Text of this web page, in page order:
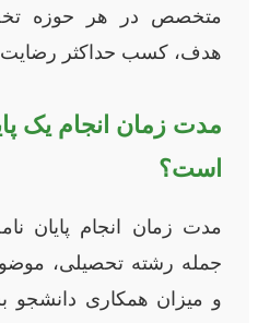
متخصص در هر حوزه
هدف، کسب حداکثر
مدت زمان انجام یک
است؟
مدت زمان انجام پایان
جمله رشته تحصیلی،
و میزان همکاری دانشجو